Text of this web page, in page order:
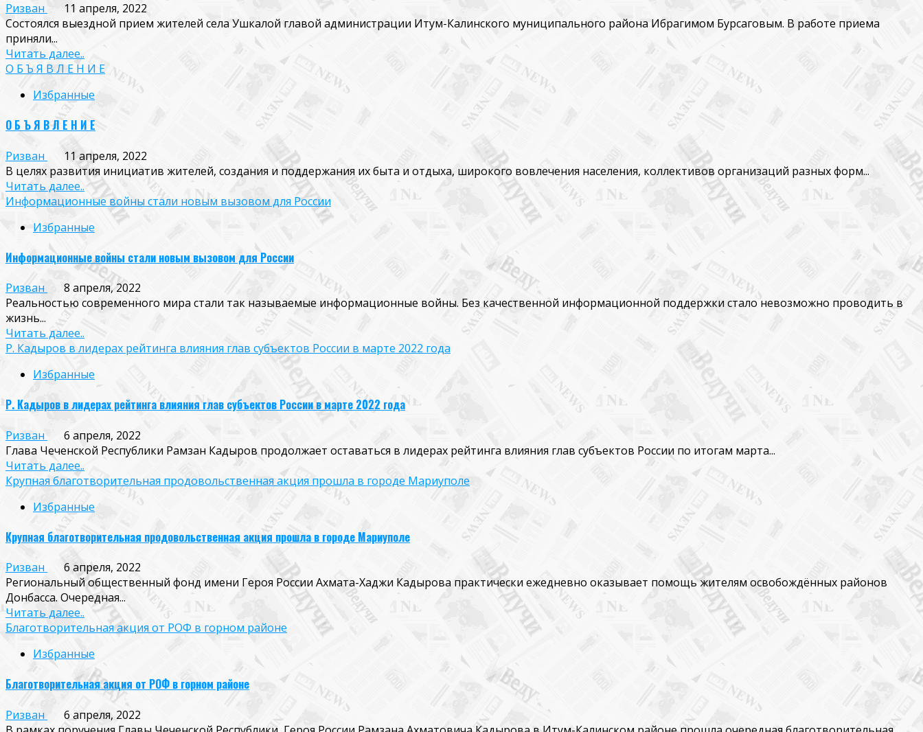
Ризван
11 апреля, 2022
Состоялся выездной прием жителей села Ушкалой главой администрации Итум-Калинского муниципального района Ибрагимом Бурсаговым. В работе приема
приняли...
Читать далее..
О Б Ъ Я В Л Е Н И Е
Избранные
О Б Ъ Я В Л Е Н И Е
Ризван
11 апреля, 2022
В целях развития инициатив жителей, создания и поддержания их быта и отдыха, широкого вовлечения населения, коллективов организаций разных форм...
Читать далее..
Информационные войны стали новым вызовом для России
Избранные
Информационные войны стали новым вызовом для России
Ризван
8 апреля, 2022
Реальностью современного мира стали так называемые информационные войны. Без качественной информационной поддержки стало невозможно проводить в
жизнь...
Читать далее..
Р. Кадыров в лидерах рейтинга влияния глав субъектов России в марте 2022 года
Избранные
Р. Кадыров в лидерах рейтинга влияния глав субъектов России в марте 2022 года
Ризван
6 апреля, 2022
Глава Чеченской Республики Рамзан Кадыров продолжает оставаться в лидерах рейтинга влияния глав субъектов России по итогам марта...
Читать далее..
Крупная благотворительная продовольственная акция прошла в городе Мариуполе
Избранные
Крупная благотворительная продовольственная акция прошла в городе Мариуполе
Ризван
6 апреля, 2022
Региональный общественный фонд имени Героя России Ахмата-Хаджи Кадырова практически ежедневно оказывает помощь жителям освобождённых районов
Донбасса. Очередная...
Читать далее..
Благотворительная акция от РОФ в горном районе
Избранные
Благотворительная акция от РОФ в горном районе
Ризван
6 апреля, 2022